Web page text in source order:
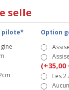
selle
pilote*
Option
(+35,00
Les 2